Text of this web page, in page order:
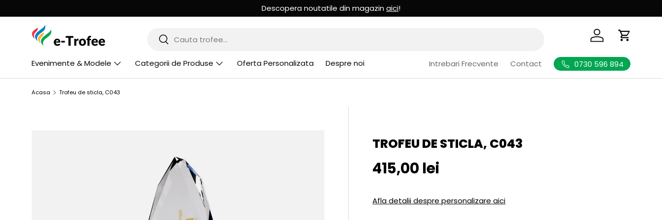
MERGI LA CONTINUT
Descopera noutatile din magazin aici!
Cauta
Cauta Logheaza-te
Cos de
Evenimente & Modele Categorii de Produse Oferta Personalizata Despre noi Intrebari Frecvente Contact 0730 596 894
Acasa Trofeu de sticla, C043
TROFEU DE STICLA, C043
Pret initial
415,00 lei
Afla detalii despre personalizare aici